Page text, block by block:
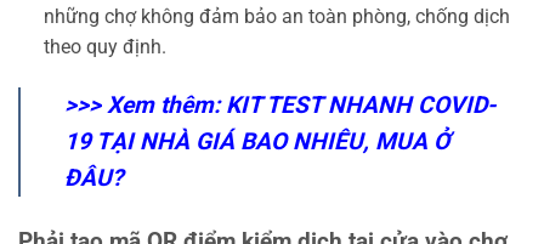
những chợ không đảm bảo an toàn phòng, chống dịch
theo quy định.
>>> Xem thêm:KIT TEST NHANH COVID-
19 TẠI NHÀ GIÁ BAO NHIÊU, MUA Ở
ĐÂU?